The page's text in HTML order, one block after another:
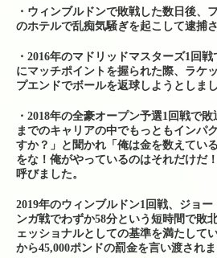
・ウィンブルドンで敗戦した数日後、
のホテルで乱痴気騒ぎを起こして逮捕
・2016年のマドリッドマスターズ1回戦
にマッチポイントを握られた際、ラケ
プエンドでボールを返球しようとしまし
・2018年の全豪オープン予選1回戦で
までのキャリアの中でもっともインパ
すか？」と聞かれ「俺は金を数えてい
をな！俺がやっているのはそれだけだ
呼びました。
2019年のウィンブルドン1回戦、ジョ
ンガ戦でわずか58分という短時間で敗
ェッショナルとしての基準を満たして
から45,000ポンドの罰金を言い渡されま